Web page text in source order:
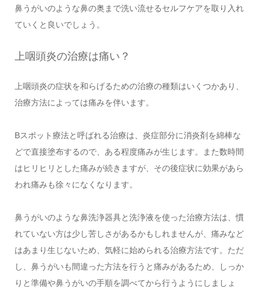
鼻うがいのような鼻の奥まで洗い流せるセルフケアを取り入れ
ていくと良いでしょう。
上咽頭炎の治療は痛い？
上咽頭炎の症状を和らげるための治療の種類はいくつかあり、
治療方法によっては痛みを伴います。
Bスポット療法と呼ばれる治療は、炎症部分に消炎剤を綿棒な
どで直接塗布するので、ある程度痛みが生じます。また数時間
はヒリヒリとした痛みが続きますが、その後症状に効果があら
われ痛みも徐々になくなります。
鼻うがいのような鼻洗浄器具と洗浄液を使った治療方法は、慣
れていない方は少し苦しさがあるかもしれませんが、痛みなど
はあまり生じないため、気軽に始められる治療方法です。ただ
し、鼻うがいも間違った方法を行うと痛みがあるため、しっか
りと準備や鼻うがいの手順を調べてから行うようにしましょ